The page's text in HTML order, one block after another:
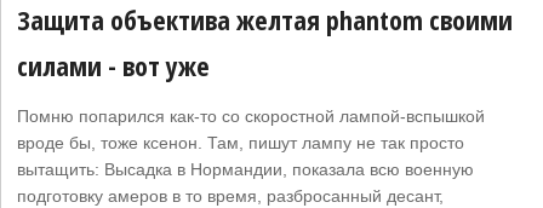
Защита объектива желтая phantom своими
силами - вот уже
Помню попарился как-то со скоростной лампой-вспышкой
вроде бы, тоже ксенон. Там, пишут лампу не так просто
вытащить: Высадка в Нормандии, показала всю военную
подготовку амеров в то время, разбросанный десант,